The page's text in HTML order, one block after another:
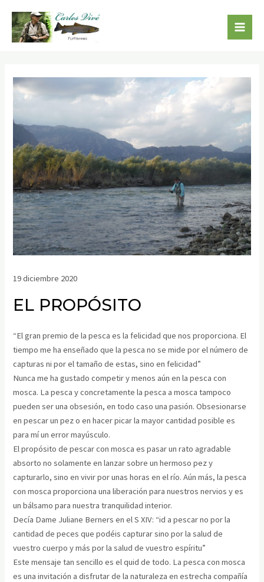
19 diciembre 2020
EL PROPÓSITO
“El gran premio de la pesca es la felicidad que nos proporciona. El
tiempo me ha enseñado que la pesca no se mide por el número de
capturas ni por el tamaño de estas, sino en felicidad”
Nunca me ha gustado competir y menos aún en la pesca con
mosca. La pesca y concretamente la pesca a mosca tampoco
pueden ser una obsesión, en todo caso una pasión. Obsesionarse
en pescar un pez o en hacer picar la mayor cantidad posible es
para mí un error mayúsculo.
El propósito de pescar con mosca es pasar un rato agradable
absorto no solamente en lanzar sobre un hermoso pez y
capturarlo, sino en vivir por unas horas en el río. Aún más, la pesca
con mosca proporciona una liberación para nuestros nervios y es
un bálsamo para nuestra tranquilidad interior.
Decía Dame Juliane Berners en el S XIV: “id a pescar no por la
cantidad de peces que podéis capturar sino por la salud de
vuestro cuerpo y más por la salud de vuestro espíritu”
Este mensaje tan sencillo es el quid de todo. La pesca con mosca
es una invitación a disfrutar de la naturaleza en estrecha compañía